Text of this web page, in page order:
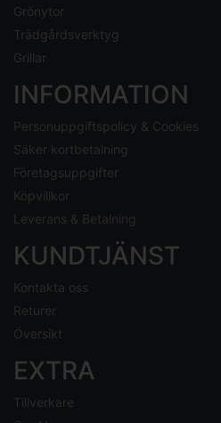
Grönytor
Trädgårdsverktyg
Grillar
INFORMATION
Personuppgiftspolicy & Cookies
Säker kortbetalning
Företagsuppgifter
Köpvillkor
Leverans & Betalning
KUNDTJÄNST
Kontakta oss
Returer
Översikt
EXTRA
Tillverkare